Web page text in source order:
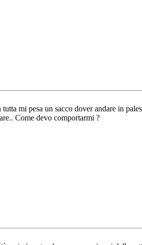
mi pesa un sacco dover andare in
Come devo comportarmi ?